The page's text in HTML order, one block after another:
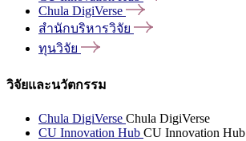
Chula DigiVerse
สำนักบริหารวิจัย
ทุนวิจัย
วิจัยและนวัตกรรม
Chula DigiVerse Chula DigiVerse
CU Innovation Hub CU Innovation Hub